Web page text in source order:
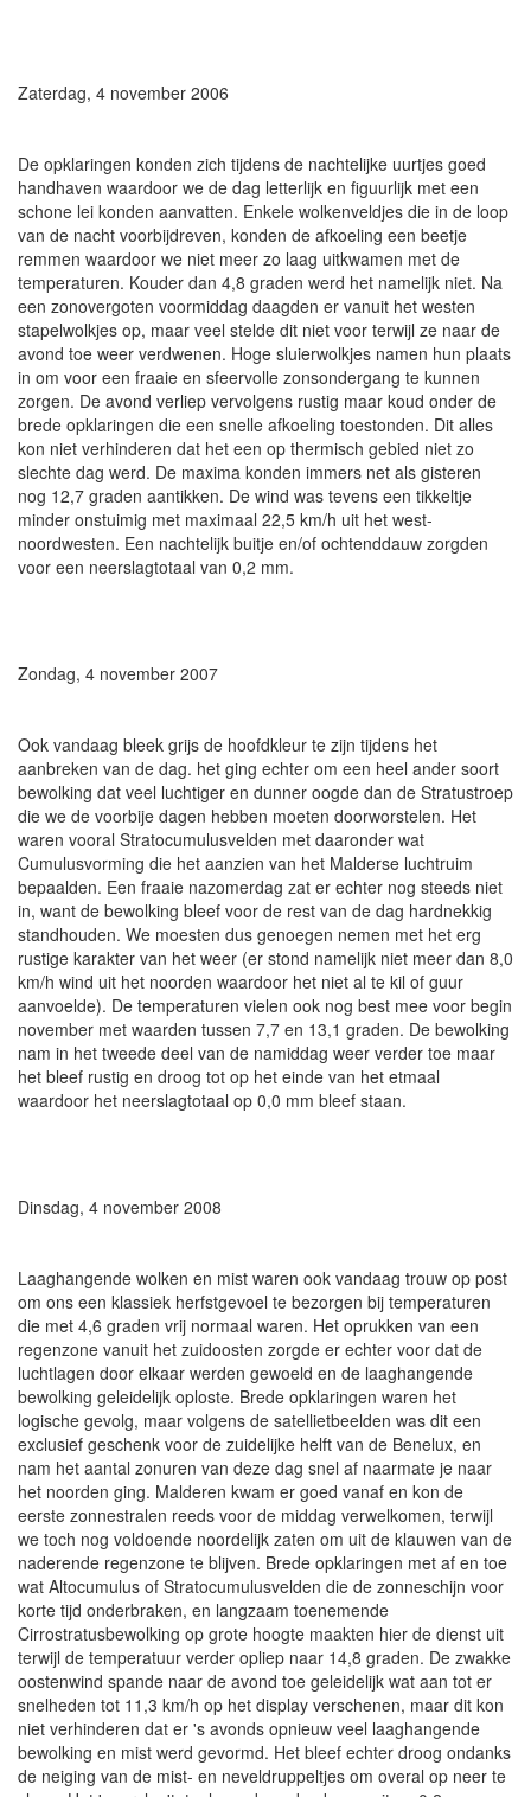
Zaterdag, 4 november 2006
De opklaringen konden zich tijdens de nachtelijke uurtjes goed
handhaven waardoor we de dag letterlijk en figuurlijk met een
schone lei konden aanvatten. Enkele wolkenveldjes die in de loop
van de nacht voorbijdreven, konden de afkoeling een beetje
remmen waardoor we niet meer zo laag uitkwamen met de
temperaturen. Kouder dan 4,8 graden werd het namelijk niet. Na
een zonovergoten voormiddag daagden er vanuit het westen
stapelwolkjes op, maar veel stelde dit niet voor terwijl ze naar de
avond toe weer verdwenen. Hoge sluierwolkjes namen hun plaats
in om voor een fraaie en sfeervolle zonsondergang te kunnen
zorgen. De avond verliep vervolgens rustig maar koud onder de
brede opklaringen die een snelle afkoeling toestonden. Dit alles
kon niet verhinderen dat het een op thermisch gebied niet zo
slechte dag werd. De maxima konden immers net als gisteren
nog 12,7 graden aantikken. De wind was tevens een tikkeltje
minder onstuimig met maximaal 22,5 km/h uit het west-
noordwesten. Een nachtelijk buitje en/of ochtenddauw zorgden
voor een neerslagtotaal van 0,2 mm.
Zondag, 4 november 2007
Ook vandaag bleek grijs de hoofdkleur te zijn tijdens het
aanbreken van de dag. het ging echter om een heel ander soort
bewolking dat veel luchtiger en dunner oogde dan de Stratustroep
die we de voorbije dagen hebben moeten doorworstelen. Het
waren vooral Stratocumulusvelden met daaronder wat
Cumulusvorming die het aanzien van het Malderse luchtruim
bepaalden. Een fraaie nazomerdag zat er echter nog steeds niet
in, want de bewolking bleef voor de rest van de dag hardnekkig
standhouden. We moesten dus genoegen nemen met het erg
rustige karakter van het weer (er stond namelijk niet meer dan 8,0
km/h wind uit het noorden waardoor het niet al te kil of guur
aanvoelde). De temperaturen vielen ook nog best mee voor begin
november met waarden tussen 7,7 en 13,1 graden. De bewolking
nam in het tweede deel van de namiddag weer verder toe maar
het bleef rustig en droog tot op het einde van het etmaal
waardoor het neerslagtotaal op 0,0 mm bleef staan.
Dinsdag, 4 november 2008
Laaghangende wolken en mist waren ook vandaag trouw op post
om ons een klassiek herfstgevoel te bezorgen bij temperaturen
die met 4,6 graden vrij normaal waren. Het oprukken van een
regenzone vanuit het zuidoosten zorgde er echter voor dat de
luchtlagen door elkaar werden gewoeld en de laaghangende
bewolking geleidelijk oploste. Brede opklaringen waren het
logische gevolg, maar volgens de satellietbeelden was dit een
exclusief geschenk voor de zuidelijke helft van de Benelux, en
nam het aantal zonuren van deze dag snel af naarmate je naar
het noorden ging. Malderen kwam er goed vanaf en kon de
eerste zonnestralen reeds voor de middag verwelkomen, terwijl
we toch nog voldoende noordelijk zaten om uit de klauwen van de
naderende regenzone te blijven. Brede opklaringen met af en toe
wat Altocumulus of Stratocumulusvelden die de zonneschijn voor
korte tijd onderbraken, en langzaam toenemende
Cirrostratusbewolking op grote hoogte maakten hier de dienst uit
terwijl de temperatuur verder opliep naar 14,8 graden. De zwakke
oostenwind spande naar de avond toe geleidelijk wat aan tot er
snelheden tot 11,3 km/h op het display verschenen, maar dit kon
niet verhinderen dat er 's avonds opnieuw veel laaghangende
bewolking en mist werd gevormd. Het bleef echter droog ondanks
de neiging van de mist- en neveldruppeltjes om overal op neer te